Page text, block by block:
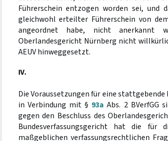
Führerschein entzogen worden sei, und
gleichwohl erteilter Führerschein von
angeordnet habe, nicht anerkannt
Oberlandesgericht Nürnberg nicht
AEUV hinweggesetzt.
IV.
Die Voraussetzungen für eine
in Verbindung mit § 93a Abs. 2 BVerfGG
gegen den Beschluss des
Bundesverfassungsgericht hat die für
maßgeblichen verfassungsrechtlichen